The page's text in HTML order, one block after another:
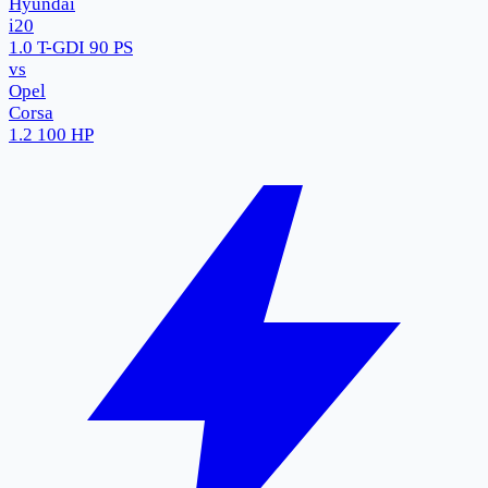
i20
1.0 T-GDI 90 PS
vs
Opel
Corsa
1.2 100 HP